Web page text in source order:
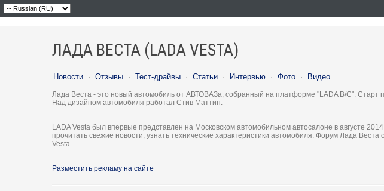
ЛАДА ВЕСТА (LADA VESTA)
Новости · Отзывы · Тест-драйвы · Статьи · Интервью · Фото · Видео
Лада Веста - это новый автомобиль от АВТОВАЗа, собранный на платформе "LADA B/C". Старт
Над дизайном автомобиля работал Стив Маттин.
LADA Vesta был впервые представлен на Московском автомобильном автосалоне в августе
прочитать свежие новости, узнать технические характеристики автомобиля. Форум Лада
Vesta.
Разместить рекламу на сайте